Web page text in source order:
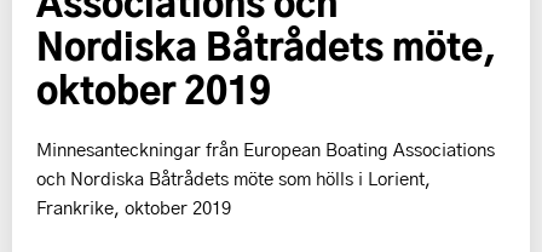
Nordiska Båtrådets möte,
oktober 2019
Minnesanteckningar från European Boating Associations
och Nordiska Båtrådets möte som hölls i Lorient,
Frankrike, oktober 2019